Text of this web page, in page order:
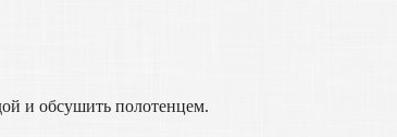
и обсушить полотенцем.